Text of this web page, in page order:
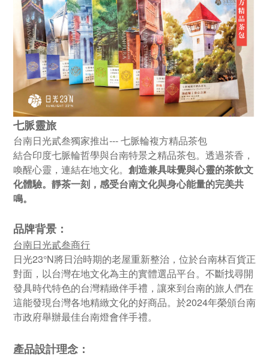
七脈靈旅
台南日光貳叁獨家推出---七脈輪複方精品茶包
結合印度七脈輪哲學與台南特景之精品茶包。 透過茶香，
喚醒心靈，連結在地文化。 創造兼具味覺與心靈的茶飲文
化體驗。 靜茶一刻，感受台南文化與身心能量的完美共
鳴。
品牌背景：
台南日光貳叁商行
日光23°N將日治時期的老屋重新整治，位於台南林百貨正
對面，以台灣在地文化為主的實體選品平台。不斷找尋開
發具時代特色的台灣精緻伴手禮，讓來到台南的旅人們在
這能發現台灣各地精緻文化的好商品。於2024年榮頒台南
市政府舉辦最佳台南燈會伴手禮。
產品設計理念：